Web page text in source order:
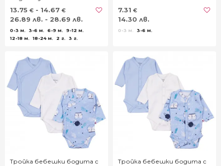
13.75 € - 14.67 €
26.89 лв. - 28.69 лв.
0-3 м. 3-6 м. 6-9 м.
9-12 м.
12-18 м.
18-24 м. 2 г. 3 г.
7.31 €
14.30 лв.
0-3 м. 3-6 м.
Тройка бебешки бодита с
Тройка бебешки бодита с